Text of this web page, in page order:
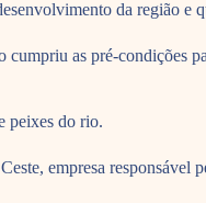
da região e
as pré-condições
peixes do rio.
empresa responsável